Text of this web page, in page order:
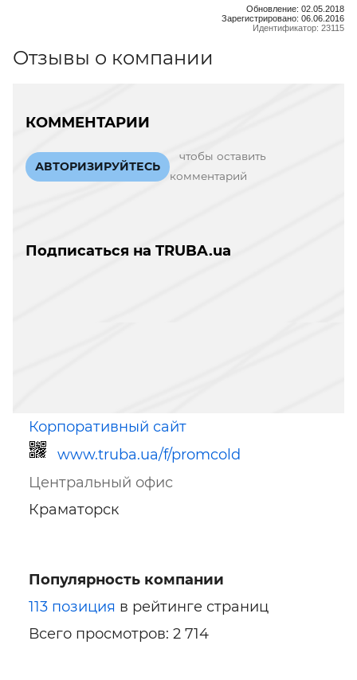
Обновление: 02.05.2018
Зарегистрировано: 06.06.2016
Идентификатор: 23115
Отзывы о компании
КОММЕНТАРИИ
АВТОРИЗИРУЙТЕСЬ
чтобы оставить
комментарий
Подписаться на TRUBA.ua
Корпоративный сайт
www.truba.ua/f/promcold
Ссылка для мобильных устройств
Центральный офис
Краматорск
Популярность компании
113 позиция в рейтинге страниц
Всего просмотров: 2 714